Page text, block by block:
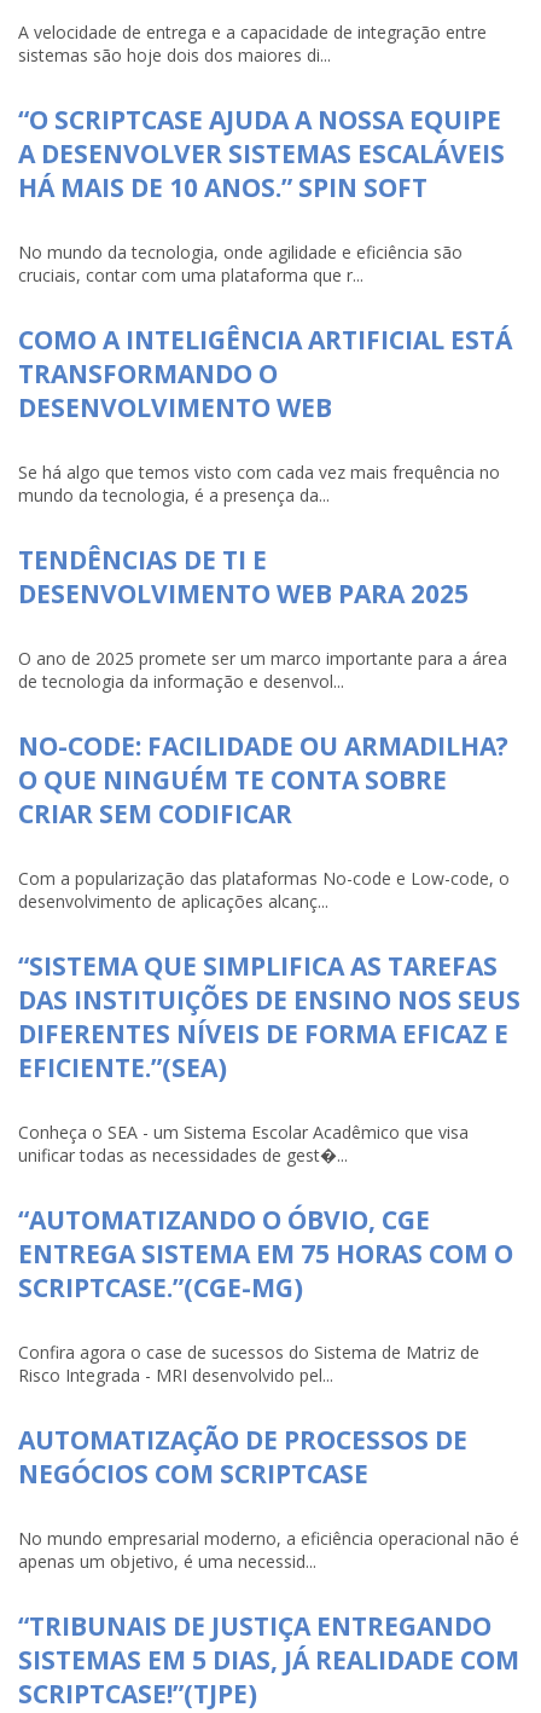
A velocidade de entrega e a capacidade de integração entre
sistemas são hoje dois dos maiores di...
“O SCRIPTCASE AJUDA A NOSSA EQUIPE
A DESENVOLVER SISTEMAS ESCALÁVEIS
HÁ MAIS DE 10 ANOS.” SPIN SOFT
No mundo da tecnologia, onde agilidade e eficiência são
cruciais, contar com uma plataforma que r...
COMO A INTELIGÊNCIA ARTIFICIAL ESTÁ
TRANSFORMANDO O
DESENVOLVIMENTO WEB
Se há algo que temos visto com cada vez mais frequência no
mundo da tecnologia, é a presença da...
TENDÊNCIAS DE TI E
DESENVOLVIMENTO WEB PARA 2025
O ano de 2025 promete ser um marco importante para a área
de tecnologia da informação e desenvol...
NO-CODE: FACILIDADE OU ARMADILHA?
O QUE NINGUÉM TE CONTA SOBRE
CRIAR SEM CODIFICAR
Com a popularização das plataformas No-code e Low-code, o
desenvolvimento de aplicações alcanç...
“SISTEMA QUE SIMPLIFICA AS TAREFAS
DAS INSTITUIÇÕES DE ENSINO NOS SEUS
DIFERENTES NÍVEIS DE FORMA EFICAZ E
EFICIENTE.”(SEA)
Conheça o SEA - um Sistema Escolar Acadêmico que visa
unificar todas as necessidades de gest�...
“AUTOMATIZANDO O ÓBVIO, CGE
ENTREGA SISTEMA EM 75 HORAS COM O
SCRIPTCASE.”(CGE-MG)
Confira agora o case de sucessos do Sistema de Matriz de
Risco Integrada - MRI desenvolvido pel...
AUTOMATIZAÇÃO DE PROCESSOS DE
NEGÓCIOS COM SCRIPTCASE
No mundo empresarial moderno, a eficiência operacional não é
apenas um objetivo, é uma necessid...
“TRIBUNAIS DE JUSTIÇA ENTREGANDO
SISTEMAS EM 5 DIAS, JÁ REALIDADE COM
SCRIPTCASE!”(TJPE)